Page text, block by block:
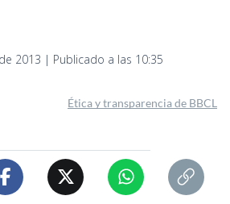
2013 | Publicado a las 10:35
Ética y transparencia de BBCL